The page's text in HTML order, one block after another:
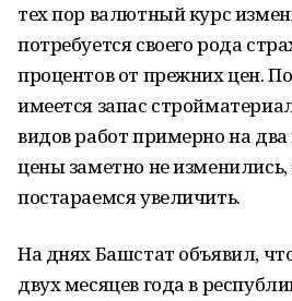
тех пор валютный курс
потребуется своего рода
процентов от прежних цен.
имеется запас
видов работ примерно на
цены заметно не изменились,
постараемся увеличить.
На днях Башстат объявил,
двух месяцев года в